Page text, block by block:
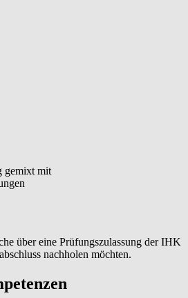
gemixt mit
über eine Prüfungszulassung der IHK
nachholen möchten.